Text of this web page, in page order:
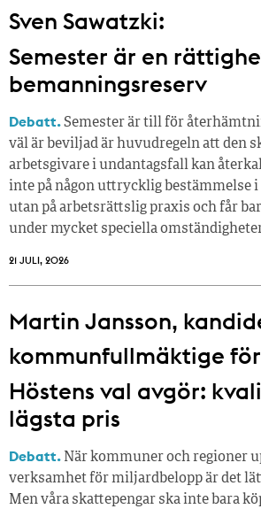
Sven Sawatzki:
Semester är en
bemanningsreserv
Debatt.Semester är till för
väl är beviljad är huvudregeln att den
arbetsgivare i undantagsfall kan
inte på någon uttrycklig bestämmelse i
utan på arbetsrättslig praxis och får
under mycket speciella
21 JULI, 2026
Martin Jansson,
kommunfullmäktige för
Höstens val avgör:
lägsta pris
Debatt. När kommuner och regioner
verksamhet för miljardbelopp är det
Men våra skattepengar ska inte bara